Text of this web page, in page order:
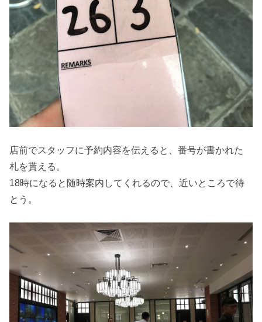
店前でスタッフに予約内容を伝えると、番号が書かれた
札を貰える。
18時になると随時案内してくれるので、近いところで待
とう。